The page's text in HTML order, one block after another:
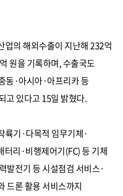
업의 해외수출이 지난해 232억
원을 기록하며, 수출국도
동·아시아·아프리카 등
고 있다고 15일 밝혔다.
륙기·다목적 임무기체·
리·비행제어기(FC) 등 기체
발전기 등 시설점검 서비스·
드론 활용 서비스까지